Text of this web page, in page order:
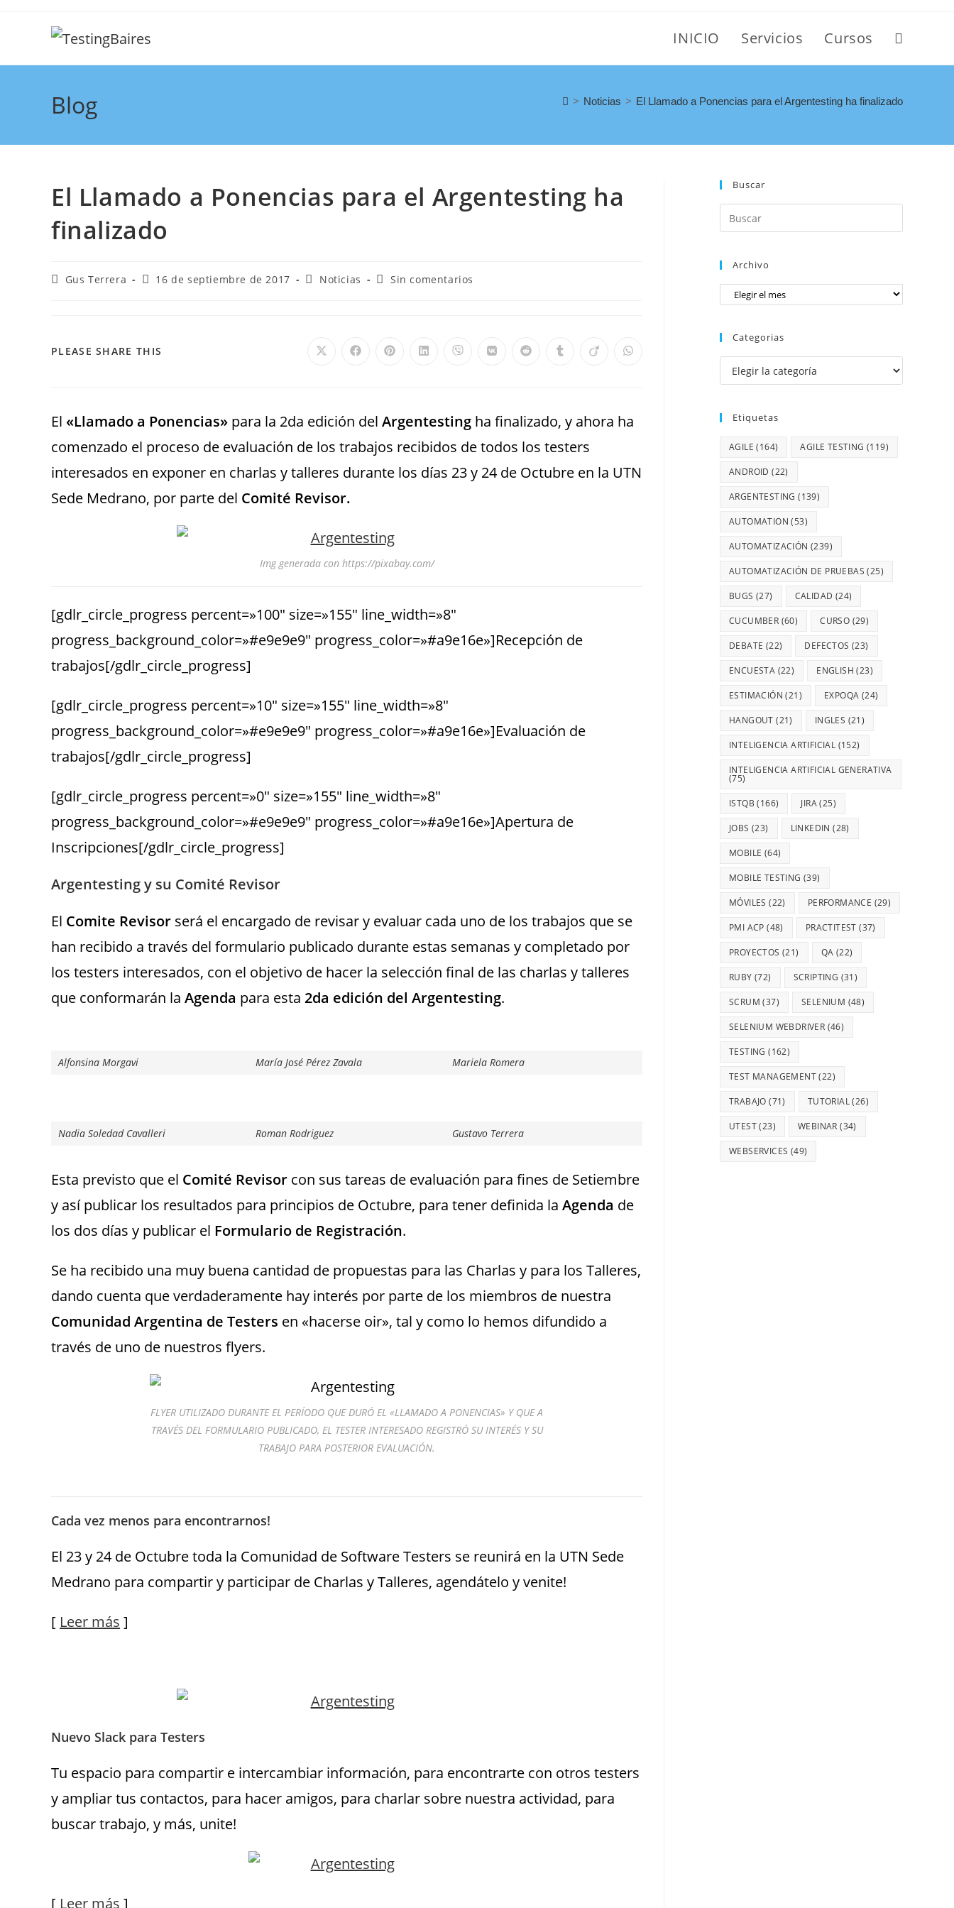
INICIO Servicios Cursos
Blog > Noticias > El Llamado a Ponencias para el Argentesting ha finalizado
El Llamado a Ponencias para el Argentesting ha
finalizado
Gus Terrera 16 de septiembre de 2017 Noticias Sin comentarios
PLEASE SHARE THIS
El «Llamado a Ponencias» para la 2da edición del Argentesting ha finalizado, y ahora ha
comenzado el proceso de evaluación de los trabajos recibidos de todos los testers
interesados en exponer en charlas y talleres durante los días 23 y 24 de Octubre en la UTN
Sede Medrano, por parte del Comité Revisor.
Img generada con https://pixabay.com/
[gdlr_circle_progress percent=»100″ size=»155″ line_width=»8″
progress_background_color=»#e9e9e9″ progress_color=»#a9e16e»]Recepción de
trabajos[/gdlr_circle_progress]
[gdlr_circle_progress percent=»10″ size=»155″ line_width=»8″
progress_background_color=»#e9e9e9″ progress_color=»#a9e16e»]Evaluación de
trabajos[/gdlr_circle_progress]
[gdlr_circle_progress percent=»0″ size=»155″ line_width=»8″
progress_background_color=»#e9e9e9″ progress_color=»#a9e16e»]Apertura de
Inscripciones[/gdlr_circle_progress]
Argentesting y su Comité Revisor
El Comite Revisor será el encargado de revisar y evaluar cada uno de los trabajos que se
han recibido a través del formulario publicado durante estas semanas y completado por
los testers interesados, con el objetivo de hacer la selección final de las charlas y talleres
que conformarán la Agenda para esta 2da edición del Argentesting.
Alfonsina Morgavi María José Pérez Zavala Mariela Romera
Nadia Soledad Cavalleri Roman Rodriguez Gustavo Terrera
Esta previsto que el Comité Revisor con sus tareas de evaluación para fines de Setiembre
y así publicar los resultados para principios de Octubre, para tener definida la Agenda de
los dos días y publicar el Formulario de Registración.
Se ha recibido una muy buena cantidad de propuestas para las Charlas y para los Talleres,
dando cuenta que verdaderamente hay interés por parte de los miembros de nuestra
Comunidad Argentina de Testers en «hacerse oir», tal y como lo hemos difundido a
través de uno de nuestros flyers.
FLYER UTILIZADO DURANTE EL PERÍODO QUE DURÓ EL «LLAMADO A PONENCIAS» Y QUE A
TRAVÉS DEL FORMULARIO PUBLICADO, EL TESTER INTERESADO REGISTRÓ SU INTERÉS Y SU
TRABAJO PARA POSTERIOR EVALUACIÓN.
Cada vez menos para encontrarnos!
El 23 y 24 de Octubre toda la Comunidad de Software Testers se reunirá en la UTN Sede
Medrano para compartir y participar de Charlas y Talleres, agendátelo y venite!
[ Leer más ]
Nuevo Slack para Testers
Tu espacio para compartir e intercambiar información, para encontrarte con otros testers
y ampliar tus contactos, para hacer amigos, para charlar sobre nuestra actividad, para
buscar trabajo, y más, unite!
[ Leer más ]
Buscar
Archivo
Categorias
Etiquetas
AGILE (164) AGILE TESTING (119)
ANDROID (22)
ARGENTESTING (139)
AUTOMATION (53)
AUTOMATIZACIÓN (239)
AUTOMATIZACIÓN DE PRUEBAS (25)
BUGS (27) CALIDAD (24)
CUCUMBER (60) CURSO (29)
DEBATE (22) DEFECTOS (23)
ENCUESTA (22) ENGLISH (23)
ESTIMACIÓN (21) EXPOQA (24)
HANGOUT (21) INGLES (21)
INTELIGENCIA ARTIFICIAL (152)
INTELIGENCIA ARTIFICIAL GENERATIVA
(75)
ISTQB (166) JIRA(25)
JOBS (23) LINKEDIN (28)
MOBILE (64)
MOBILE TESTING (39)
MÓVILES (22) PERFORMANCE (29)
PMI ACP (48) PRACTITEST (37)
PROYECTOS (21) QA (22)
RUBY (72) SCRIPTING (31)
SCRUM (37) SELENIUM (48)
SELENIUM WEBDRIVER (46)
TESTING (162)
TEST MANAGEMENT(22)
TRABAJO (71) TUTORIAL(26)
UTEST(23) WEBINAR (34)
WEBSERVICES (49)